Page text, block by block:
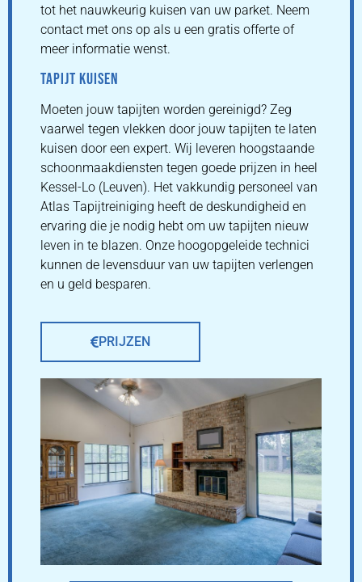
tot het nauwkeurig kuisen van uw parket. Neem
contact met ons op als u een gratis offerte of
meer informatie wenst.
TAPIJT KUISEN
Moeten jouw tapijten worden gereinigd? Zeg
vaarwel tegen vlekken door jouw tapijten te laten
kuisen door een expert. Wij leveren hoogstaande
schoonmaakdiensten tegen goede prijzen in heel
Kessel-Lo (Leuven). Het vakkundig personeel van
Atlas Tapijtreiniging heeft de deskundigheid en
ervaring die je nodig hebt om uw tapijten nieuw
leven in te blazen. Onze hoogopgeleide technici
kunnen de levensduur van uw tapijten verlengen
en u geld besparen.
PRIJZEN